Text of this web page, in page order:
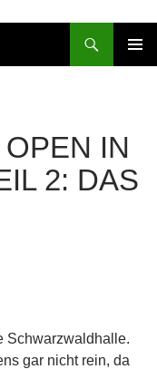
IN
2: DAS
Schwarzwaldhalle.
gar nicht rein, da